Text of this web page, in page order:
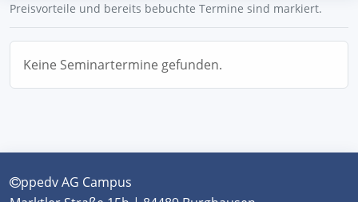
Preisvorteile und bereits bebuchte Termine sind markiert.
Keine Seminartermine gefunden.
ppedv AG Campus